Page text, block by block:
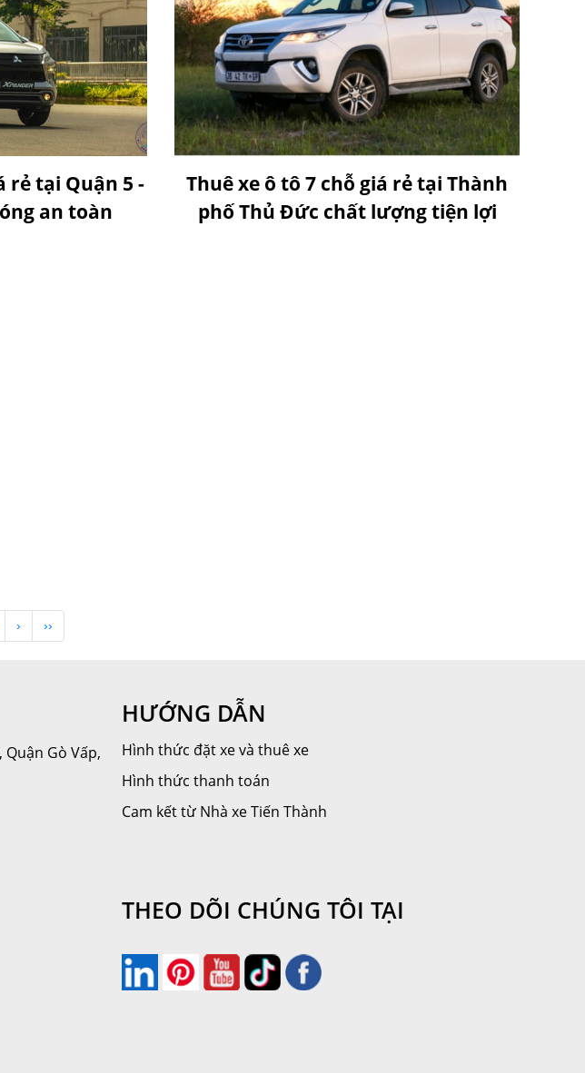
rẻ tại Quận 5 -
an toàn
Thuê xe ô tô 7 chỗ giá rẻ tại Thành
phố Thủ Đức chất lượng tiện lợi
› ››
Gò Vấp,
HƯỚNG DẪN
Hình thức đặt xe và thuê xe
Hình thức thanh toán
Cam kết từ Nhà xe Tiến Thành
THEO DÕI CHÚNG TÔI TẠI